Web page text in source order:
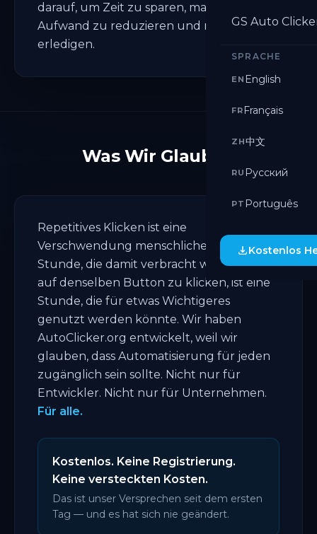
GS Auto
SPRACHE
EN English
FR Français
ZH中文
RU Русский
PT Português
Kostenlos
darauf, um Zeit zu sparen, manuellen
Aufwand zu reduzieren und mehr zu
erledigen.
Was Wir Glauben
Repetitives Klicken ist eine
Verschwendung menschlicher Zeit. Jede
Stunde, die damit verbracht wird, manuell
auf denselben Button zu klicken, ist eine
Stunde, die für etwas Wichtigeres
genutzt werden könnte. Wir haben
AutoClicker.org entwickelt, weil wir
glauben, dass Automatisierung für jeden
zugänglich sein sollte. Nicht nur für
Entwickler. Nicht nur für Unternehmen.
Für alle.
Kostenlos. Keine Registrierung.
Keine versteckten Kosten.
Das ist unser Versprechen seit dem ersten
Tag — und es hat sich nie geändert.